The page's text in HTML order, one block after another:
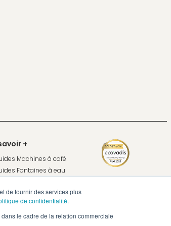
de fournir des services plus
de confidentialité.
le cadre de la relation commerciale
+
Machines à café
Fontaines à eau
de cas
de café, ça change tout
client